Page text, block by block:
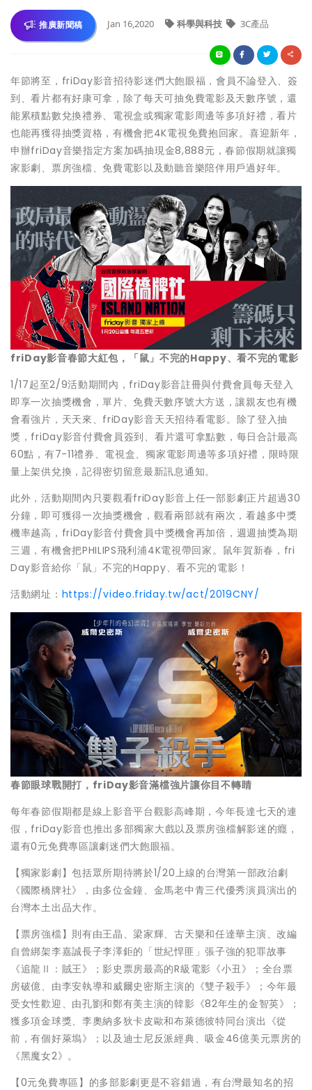
推廣新聞稿 Jan 16,2020 科學與科技 3C產品
年節將至，friDay影音招待影迷們大飽眼福，會員不論登入、簽
到、看片都有好康可拿，除了每天可抽免費電影及天數序號，還
能累積點數兌換禮券、電視盒或獨家電影周邊等多項好禮，看片
也能再獲得抽獎資格，有機會把4K電視免費抱回家。喜迎新年，
申辦friDay音樂指定方案加碼抽現金8,888元，春節假期就讓獨
家影劇、票房強檔、免費電影以及動聽音樂陪伴用戶過好年。
friDay影音春節大紅包，「鼠」不完的Happy、看不完的電影
1/17起至2/9活動期間內，friDay影音註冊與付費會員每天登入
即享一次抽獎機會，單片、免費天數序號大方送，讓親友也有機
會看強片，天天來、friDay影音天天招待看電影。除了登入抽
獎，friDay影音付費會員簽到、看片還可拿點數，每日合計最高
60點，有7-11禮券、電視盒、獨家電影周邊等多項好禮，限時限
量上架供兌換，記得密切留意最新訊息通知。
此外，活動期間內只要觀看friDay影音上任一部影劇正片超過30
分鐘，即可獲得一次抽獎機會，觀看兩部就有兩次，看越多中獎
機率越高，friDay影音付費會員中獎機會再加倍，週週抽獎為期
三週，有機會把PHILIPS飛利浦4K電視帶回家。鼠年賀新春，fri
Day影音給你「鼠」不完的Happy、看不完的電影！
活動網址： https://video.friday.tw/act/2019CNY/
春節眼球戰開打，friDay影音滿檔強片讓你目不轉睛
每年春節假期都是線上影音平台觀影高峰期，今年長達七天的連
假，friDay影音也推出多部獨家大戲以及票房強檔解影迷的癮，
還有0元免費專區讓劇迷們大飽眼福。
【獨家影劇】包括眾所期待將於1/20上線的台灣第一部政治劇
《國際橋牌社》，由多位金鐘、金馬老中青三代優秀演員演出的
台灣本土出品大作。
【票房強檔】則有由王晶、梁家輝、古天樂和任達華主演、改編
自曾綁架李嘉誠長子李澤鉅的「世紀悍匪」張子強的犯罪故事
《追龍Ⅱ：賊王》；影史票房最高的R級電影《小丑》；全台票
房破億、由李安執導和威爾史密斯主演的《雙子殺手》；今年最
受女性歡迎、由孔劉和鄭有美主演的韓影《82年生的金智英》；
獲多項金球獎、李奧納多狄卡皮歐和布萊德彼特同台演出《從
前，有個好萊塢》；以及迪士尼反派經典、吸金46億美元票房的
《黑魔女2》。
【0元免費專區】的多部影劇更是不容錯過，有台灣最知名的招